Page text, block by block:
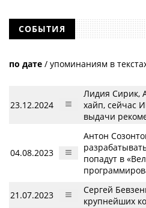
СОБЫТИЯ
по дате / упоминаниям в
23.12.2024
Лидия Сирик,
хайп, сейчас
выдачи
04.08.2023
Антон
попадут в
21.07.2023
Сергей
крупнейших